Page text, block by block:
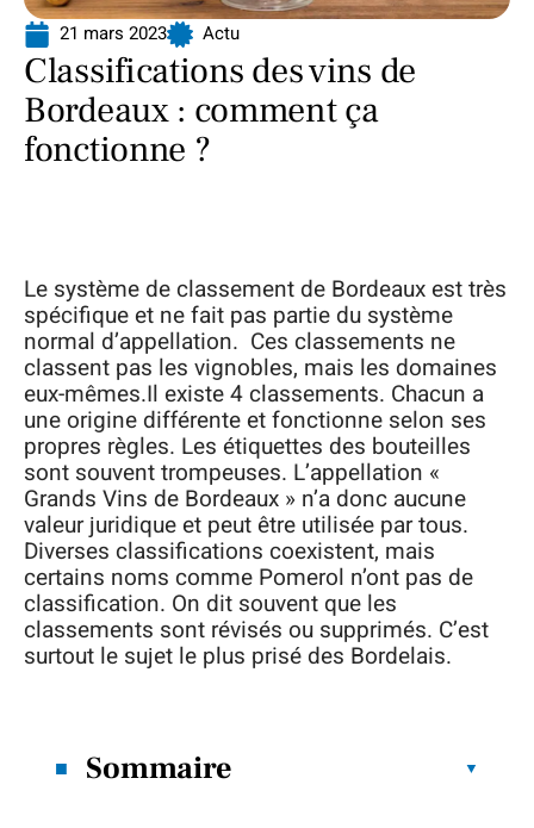
21 mars 2023 Actu
Classifications des vins de
Bordeaux : comment ça
fonctionne ?
Le système de classement de Bordeaux est très
spécifique et ne fait pas partie du système
normal d’appellation. Ces classements ne
classent pas les vignobles, mais les domaines
eux-mêmes.Il existe 4 classements. Chacun a
une origine différente et fonctionne selon ses
propres règles. Les étiquettes des bouteilles
sont souvent trompeuses. L’appellation «
Grands Vins de Bordeaux » n’a donc aucune
valeur juridique et peut être utilisée par tous.
Diverses classifications coexistent, mais
certains noms comme Pomerol n’ont pas de
classification. On dit souvent que les
classements sont révisés ou supprimés. C’est
surtout le sujet le plus prisé des Bordelais.
Sommaire